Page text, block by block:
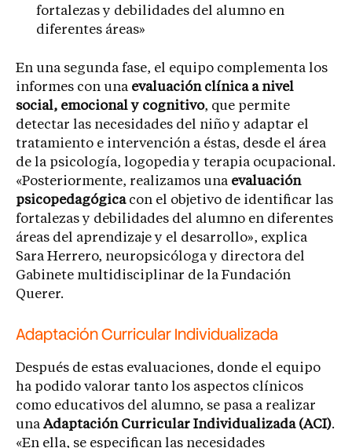
fortalezas y debilidades del alumno en
diferentes áreas»
En una segunda fase, el equipo complementa los
informes con una evaluación clínica a nivel
social, emocional y cognitivo, que permite
detectar las necesidades del niño y adaptar el
tratamiento e intervención a éstas, desde el área
de la psicología, logopedia y terapia ocupacional.
«Posteriormente, realizamos una evaluación
psicopedagógicacon el objetivo de identificar las
fortalezas y debilidades del alumno en diferentes
áreas del aprendizaje y el desarrollo», explica
Sara Herrero, neuropsicóloga y directora del
Gabinete multidisciplinar de la Fundación
Querer.
Adaptación Curricular Individualizada
Después de estas evaluaciones, donde el equipo
ha podido valorar tanto los aspectos clínicos
como educativos del alumno, se pasa a realizar
una Adaptación Curricular Individualizada (ACI).
«En ella, se especifican las necesidades